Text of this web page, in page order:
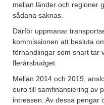
mellan länder och regioner
sådana saknas.
Därför uppmanar
kommissionen att besluta
förhandlingar som snart tar
flerårsbudget.
Mellan 2014 och 2019,
euro till samfinansiering av
intressen. Av dessa pengar